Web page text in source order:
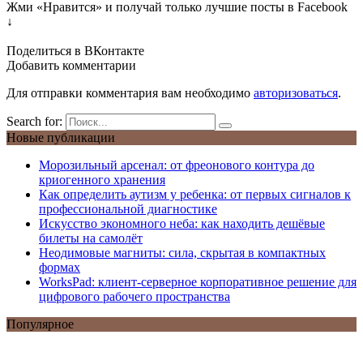
Жми «Нравится» и получай только лучшие посты в Facebook
↓
Поделиться в ВКонтакте
Добавить комментарии
Для отправки комментария вам необходимо авторизоваться.
Search for:
Новые публикации
Морозильный арсенал: от фреонового контура до
криогенного хранения
Как определить аутизм у ребенка: от первых сигналов к
профессиональной диагностике
Искусство экономного неба: как находить дешёвые
билеты на самолёт
Неодимовые магниты: сила, скрытая в компактных
формах
WorksPad: клиент-серверное корпоративное решение для
цифрового рабочего пространства
Популярное